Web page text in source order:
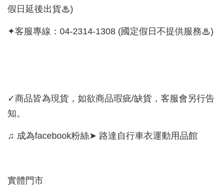
假日延後出貨♨)
✦客服專線：04-2314-1308 (國定假日不提供服務♨)
✓商品皆為現貨，如欲商品瑕疵/缺貨，客服會另行告
知。
♫ 成為facebook粉絲➤ 路達自行車衣運動用品館
實體門市